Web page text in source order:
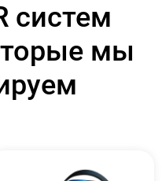
систем
мы